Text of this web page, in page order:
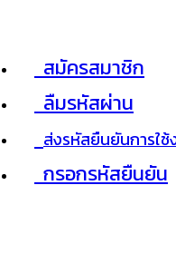
สมัครสมาชิก
ลืมรหัสผ่าน
ส่งรหัสยืนยันการใช้
กรอกรหัสยืนยัน